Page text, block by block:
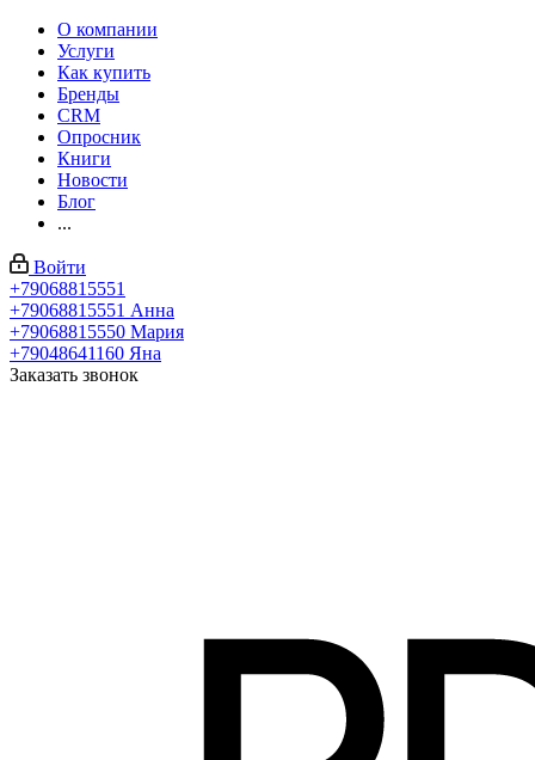
О компании
Услуги
Как купить
Бренды
CRM
Опросник
Книги
Новости
Блог
...
Войти
+79068815551
+79068815551 Анна
+79068815550 Мария
+79048641160 Яна
Заказать звонок